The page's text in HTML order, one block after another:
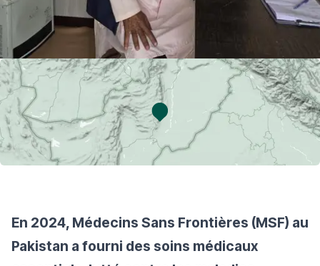
En 2024, Médecins Sans Frontières (MSF) au
Pakistan a fourni des soins médicaux